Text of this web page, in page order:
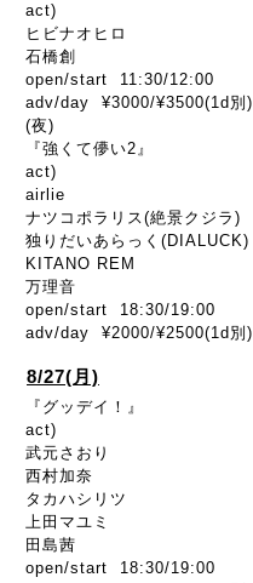
act)
ヒビナオヒロ
石橋創
open/start 11:30/12:00
adv/day ¥3000/¥3500(1d別)
(夜)
『強くて儚い2』
act)
airlie
ナツコポラリス(絶景クジラ)
独りだいあらっく(DIALUCK)
KITANO REM
万理音
open/start 18:30/19:00
adv/day ¥2000/¥2500(1d別)
8/27(月)
『グッデイ！』
act)
武元さおり
西村加奈
タカハシリツ
上田マユミ
田島茜
open/start 18:30/19:00